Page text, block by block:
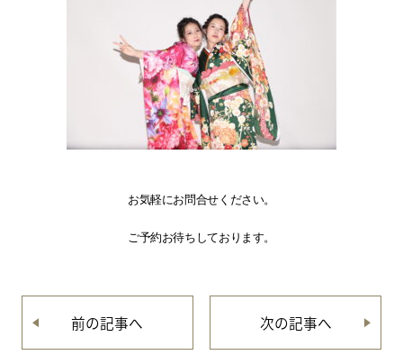
お気軽にお問合せください。
ご予約お待ちしております。
前の記事へ 次の記事へ